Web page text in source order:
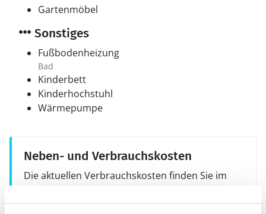
Gartenmöbel
Sonstiges
Fußbodenheizung
Bad
Kinderbett
Kinderhochstuhl
Wärmepumpe
Neben- und Verbrauchskosten
Die aktuellen Verbrauchskosten finden Sie im